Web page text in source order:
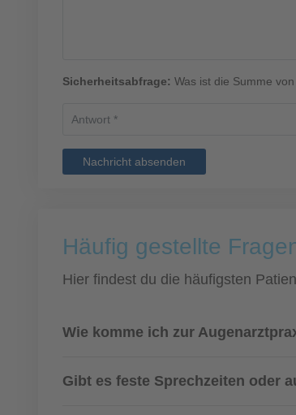
Sicherheitsabfrage: Was ist die Summe
Nachricht absenden
Häufig gestellte
Hier findest du die häufigsten
Wie komme ich zur
Gibt es feste Sprechzeiten oder